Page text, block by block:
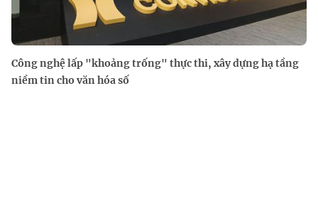
Công nghệ lấp "khoảng trống" thực thi, xây dựng hạ tầng
niềm tin cho văn hóa số